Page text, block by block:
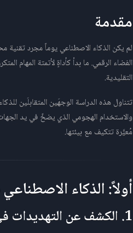
مقدمة
لم يكن الذكاء الاصطناعي يوماً مجرد تقنية
الفضاء الرقمي. ما بدأ كأداةٍ لأتمتة المهام
التقليدية.
تتناول هذه الدراسة الوجهَين المتقابلَين
والاستخدام الهجومي الذي يضخّ في يد
مُعيَّرة تتكيف مع بيئتها.
أولاً: الذكاء
1. الكشف عن التهديدات في الزمن الفعلي